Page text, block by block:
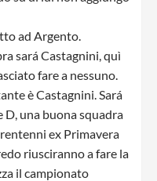
ad Argento.
sará Castagnini, quì
fare a nessuno.
è Castagnini. Sará
D, una buona squadra
ex Primavera
riusciranno a fare la
il campionato